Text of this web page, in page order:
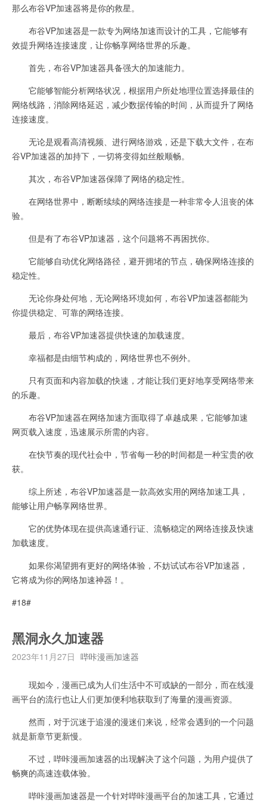
那么布谷VP加速器将是你的救星。
布谷VP加速器是一款专为网络加速而设计的工具，它能够有
效提升网络连接速度，让你畅享网络世界的乐趣。
首先，布谷VP加速器具备强大的加速能力。
它能够智能分析网络状况，根据用户所处地理位置选择最佳的
网络线路，消除网络延迟，减少数据传输的时间，从而提升了网络
连接速度。
无论是观看高清视频、进行网络游戏，还是下载大文件，在布
谷VP加速器的加持下，一切将变得如丝般顺畅。
其次，布谷VP加速器保障了网络的稳定性。
在网络世界中，断断续续的网络连接是一种非常令人沮丧的体
验。
但是有了布谷VP加速器，这个问题将不再困扰你。
它能够自动优化网络路径，避开拥堵的节点，确保网络连接的
稳定性。
无论你身处何地，无论网络环境如何，布谷VP加速器都能为
你提供稳定、可靠的网络连接。
最后，布谷VP加速器提供快速的加载速度。
幸福都是由细节构成的，网络世界也不例外。
只有页面和内容加载的快速，才能让我们更好地享受网络带来
的乐趣。
布谷VP加速器在网络加速方面取得了卓越成果，它能够加速
网页载入速度，迅速展示所需的内容。
在快节奏的现代社会中，节省每一秒的时间都是一种宝贵的收
获。
综上所述，布谷VP加速器是一款高效实用的网络加速工具，
能够让用户畅享网络世界。
它的优势体现在提供高速通行证、流畅稳定的网络连接及快速
加载速度。
如果你渴望拥有更好的网络体验，不妨试试布谷VP加速器，
它将成为你的网络加速神器！。
#18#
黑洞永久加速器
2023年11月27日 哔咔漫画加速器
现如今，漫画已成为人们生活中不可或缺的一部分，而在线漫
画平台的流行也让人们更加便利地获取到了海量的漫画资源。
然而，对于沉迷于追漫的漫迷们来说，经常会遇到的一个问题
就是新章节更新慢。
不过，哔咔漫画加速器的出现解决了这个问题，为用户提供了
畅爽的高速连载体验。
哔咔漫画加速器是一个针对哔咔漫画平台的加速工具，它通过